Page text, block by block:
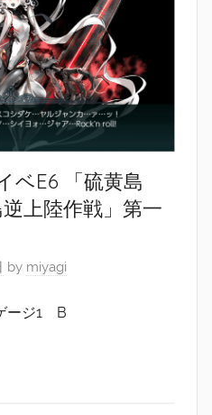
ベE6 「硫黄島
上陸作戦」第一
by miyagi
ージ1 B